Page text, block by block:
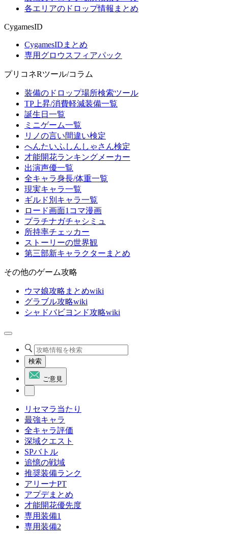
各エリアのドロップ情報まとめ
CygamesID
CygamesIDまとめ
専用グロウスフィアパック
プリコネRツール/コラム
装備のドロップ場所検索ツール
TP上昇/消費軽減装備一覧
誕生日一覧
ミニゲーム一覧
リノの言い間違い検定
へんたいふしんしゃさん検定
才能開花ランキングメーカー
出演声優一覧
全キャラ身長/体重一覧
現実キャラ一覧
ギルド別キャラ一覧
ロード画面1コマ漫画
プラチナガチャシミュ
所持率チェッカー
ストーリーの世界観
第三部新キャラクターまとめ
その他のゲーム攻略
ウマ娘攻略まとめwiki
グラブル攻略wiki
シャドバビヨンド攻略wiki
検索
ご意見
リセマラ当たり
最強キャラ
全キャラ評価
深域クエスト
SPバトル
追憶の戦域
推奨装備ランク
アリーナPT
アプデまとめ
才能開花優先度
専用装備1
専用装備2